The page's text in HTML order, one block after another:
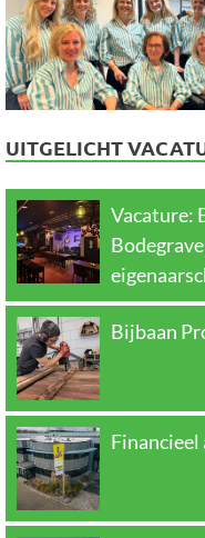
UITGELICHT
Vacature:
Bijbaan